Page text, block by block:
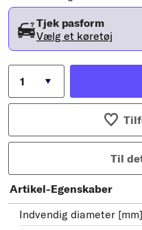
Tjek pasform
Vælg et køretøj
Til
Artikel-Egenskaber
Indvendig diameter [mm]